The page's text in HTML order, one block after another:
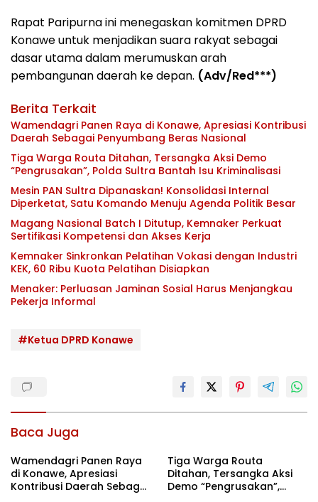
Rapat Paripurna ini menegaskan komitmen DPRD
Konawe untuk menjadikan suara rakyat sebagai
dasar utama dalam merumuskan arah
pembangunan daerah ke depan. (Adv/Red***)
Berita Terkait
Wamendagri Panen Raya di Konawe, Apresiasi Kontribusi
Daerah Sebagai Penyumbang Beras Nasional
Tiga Warga Routa Ditahan, Tersangka Aksi Demo
“Pengrusakan”, Polda Sultra Bantah Isu Kriminalisasi
Mesin PAN Sultra Dipanaskan! Konsolidasi Internal
Diperketat, Satu Komando Menuju Agenda Politik Besar
Magang Nasional Batch I Ditutup, Kemnaker Perkuat
Sertifikasi Kompetensi dan Akses Kerja
Kemnaker Sinkronkan Pelatihan Vokasi dengan Industri
KEK, 60 Ribu Kuota Pelatihan Disiapkan
Menaker: Perluasan Jaminan Sosial Harus Menjangkau
Pekerja Informal
#Ketua DPRD Konawe
Baca Juga
Wamendagri Panen Raya
di Konawe, Apresiasi
Kontribusi Daerah Sebagai
Tiga Warga Routa
Ditahan, Tersangka Aksi
Demo “Pengrusakan”,